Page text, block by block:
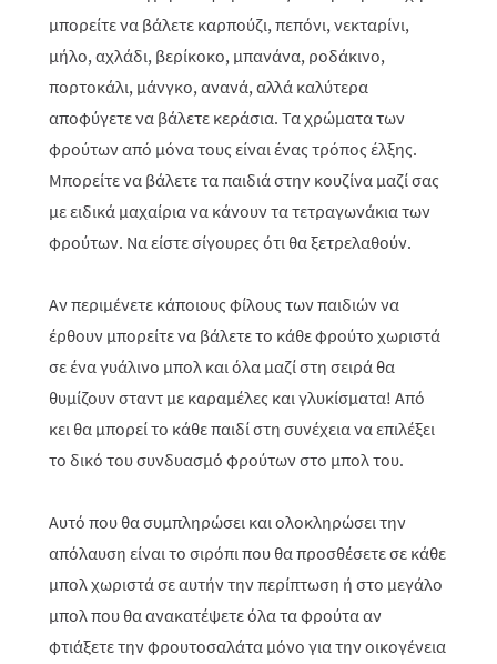
μπορείτε να βάλετε καρπούζι, πεπόνι, νεκταρίνι,
μήλο, αχλάδι, βερίκοκο, μπανάνα, ροδάκινο,
πορτοκάλι, μάνγκο, ανανά, αλλά καλύτερα
αποφύγετε να βάλετε κεράσια. Τα χρώματα των
φρούτων από μόνα τους είναι ένας τρόπος έλξης.
Μπορείτε να βάλετε τα παιδιά στην κουζίνα μαζί σας
με ειδικά μαχαίρια να κάνουν τα τετραγωνάκια των
φρούτων. Να είστε σίγουρες ότι θα ξετρελαθούν.
Αν περιμένετε κάποιους φίλους των παιδιών να
έρθουν μπορείτε να βάλετε το κάθε φρούτο χωριστά
σε ένα γυάλινο μπολ και όλα μαζί στη σειρά θα
θυμίζουν σταντ με καραμέλες και γλυκίσματα! Από
κει θα μπορεί το κάθε παιδί στη συνέχεια να επιλέξει
το δικό του συνδυασμό φρούτων στο μπολ του.
Αυτό που θα συμπληρώσει και ολοκληρώσει την
απόλαυση είναι το σιρόπι που θα προσθέσετε σε κάθε
μπολ χωριστά σε αυτήν την περίπτωση ή στο μεγάλο
μπολ που θα ανακατέψετε όλα τα φρούτα αν
φτιάξετε την φρουτοσαλάτα μόνο για την οικογένεια